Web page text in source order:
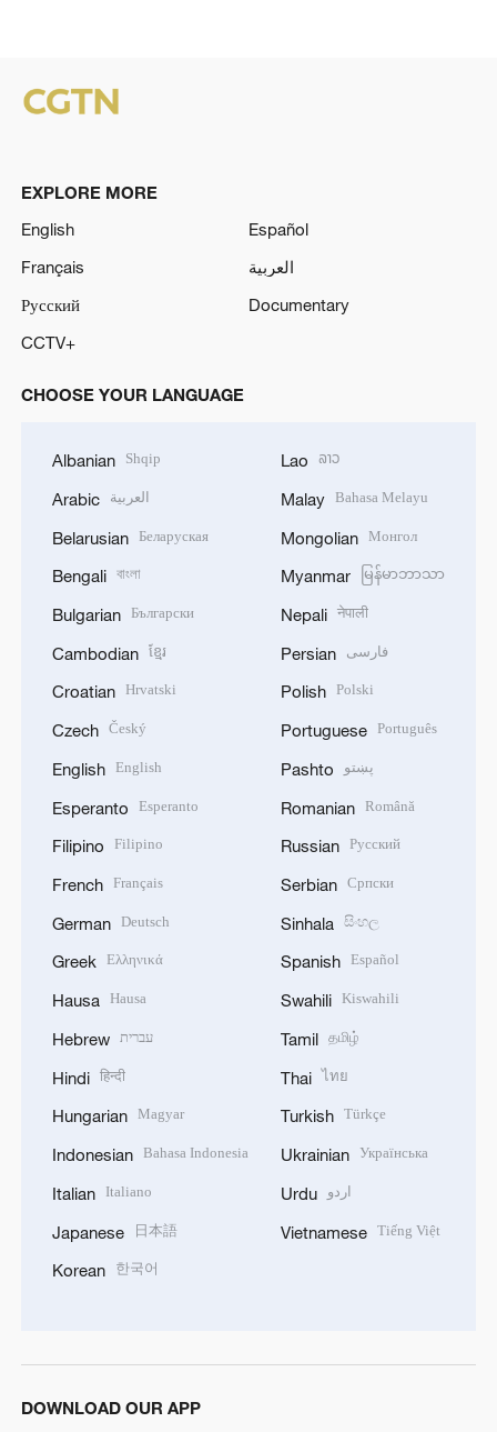
EXPLORE MORE
English
Español
Français
العربية
Русский
Documentary
CCTV+
CHOOSE YOUR LANGUAGE
Albanian Shqip
Arabic العربية
Belarusian Беларуская
Bengali বাংলা
Bulgarian Български
Cambodian ខ្មែរ
Croatian Hrvatski
Czech Český
English English
Esperanto Esperanto
Filipino Filipino
French Français
German Deutsch
Greek Ελληνικά
Hausa Hausa
Hebrew עברית
Hindi हिन्दी
Hungarian Magyar
Indonesian Bahasa Indonesia
Italian Italiano
Japanese 日本語
Korean 한국어
Lao ລາວ
Malay Bahasa Melayu
Mongolian Монгол
Myanmar မြန်မာဘာသာ
Nepali नेपाली
Persian فارسی
Polish Polski
Portuguese Português
Pashto پښتو
Romanian Română
Russian Русский
Serbian Српски
Sinhala සිංහල
Spanish Español
Swahili Kiswahili
Tamil தமிழ்
Thai ไทย
Turkish Türkçe
Ukrainian Українська
Urdu اردو
Vietnamese Tiếng Việt
DOWNLOAD OUR APP